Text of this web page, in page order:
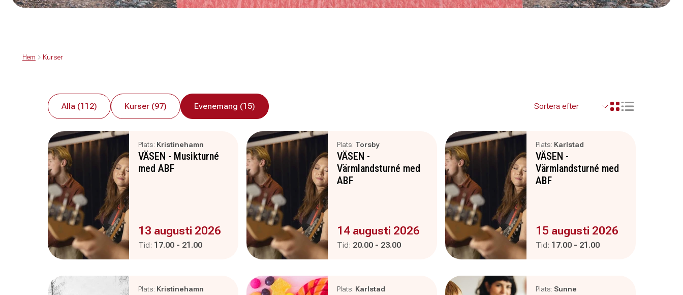
Hem Kurser
Alla (112) Kurser (97) Evenemang (15) Visa resultaten i ett
Visa resultaten
Plats: Kristinehamn
VÄSEN - Musikturné
med ABF
Evenemanget är :
13 augusti 2026
Tid: Pågår mellan
17.00 - och
21.00
Plats: Torsby
VÄSEN -
Värmlandsturné med
ABF
Evenemanget är :
14 augusti 2026
Tid: Pågår mellan
20.00 - och
23.00
Plats: Karlstad
VÄSEN -
Värmlandsturné med
ABF
Evenemanget är :
15 augusti 2026
Tid: Pågår mellan
17.00 - och
21.00
Plats: Kristinehamn Plats: Karlstad Plats: Sunne